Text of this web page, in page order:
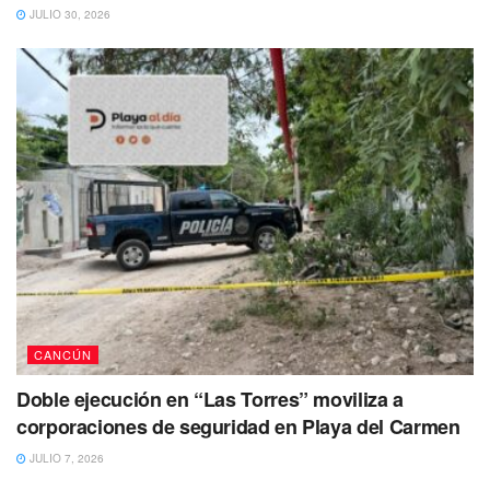
JULIO 30, 2026
CANCÚN
Doble ejecución en “Las Torres” moviliza a
corporaciones de seguridad en Playa del Carmen
JULIO 7, 2026